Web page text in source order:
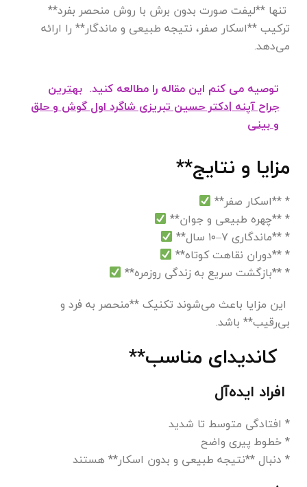
تنها **لیفت صورت بدون برش با روش منحصر بفرد**
ترکیب **اسکار صفر، نتیجه طبیعی و ماندگار** را ارائه
می‌دهد.
توصیه می کنم این مقاله را مطالعه کنید. بهترین
جراح آپنه |دکتر حسین تبریزی شاگرد اول گوش و حلق
و بینی
مزایا و نتایج**
* **اسکار صفر**
* **چهره طبیعی و جوان**
* **ماندگاری ۷–۱۰ سال**
* **دوران نقاهت کوتاه**
* **بازگشت سریع به زندگی روزمره**
این مزایا باعث می‌شوند تکنیک **منحصر به فرد و
بی‌رقیب** باشد.
کاندیدای مناسب**
افراد ایده‌آل
* افتادگی متوسط تا شدید
* خطوط پیری واضح
* دنبال **نتیجه طبیعی و بدون اسکار** هستند